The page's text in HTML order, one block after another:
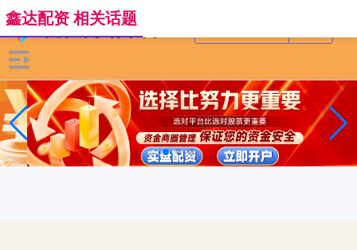
鑫达配资 相关话题